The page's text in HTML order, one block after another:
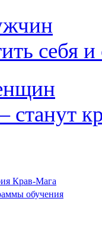
себя
Крав-Мага
обучения